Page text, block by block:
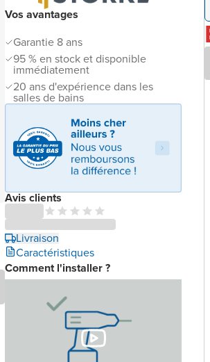
Vos avantages
Garantie 8 ans
95 % en stock et disponible
immédiatement
20 ans d'expérience dans les
salles de bains
Avis clients
Livraison
Caractéristiques
Comment l'installer ?